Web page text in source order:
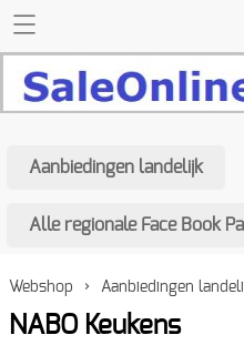
Home SaleOnline
Alle regionale Face Book
Aanbiedingen landelijk
Alle regionale Face Book
Webshop › Aanbiedingen
NABO Keukens